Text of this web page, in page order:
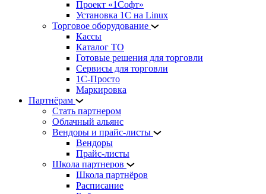
Проект «1Софт»
Установка 1С на Linux
Торговое оборудование
Кассы
Каталог ТО
Готовые решения для торговли
Сервисы для торговли
1С-Просто
Маркировка
Партнёрам
Стать партнером
Облачный альянс
Вендоры и прайс-листы
Вендоры
Прайс-листы
Школа партнеров
Школа партнёров
Расписание